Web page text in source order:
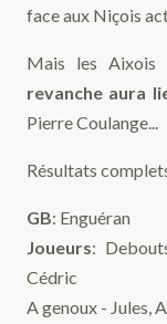
face aux Niçois
Mais les
revanche aura
Pierre Coulange...
Résultats
GB: Enguéran
Joueurs:
Cédric
A genoux - Jules,